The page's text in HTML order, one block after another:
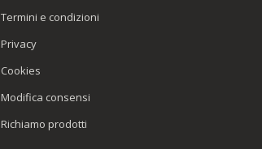
Termini e condizioni
Privacy
Cookies
Modifica consensi
Richiamo prodotti